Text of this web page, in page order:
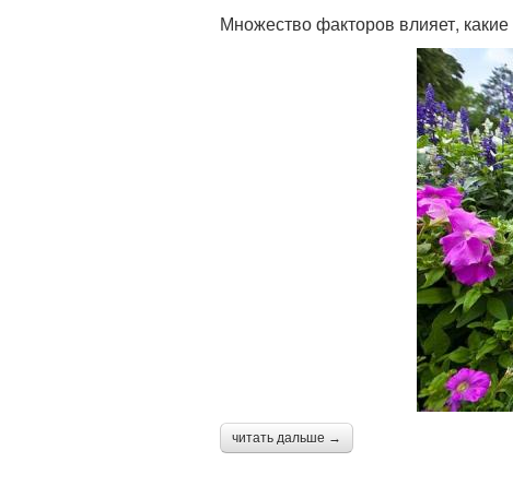
Множество факторов влияет,
читать дальше →